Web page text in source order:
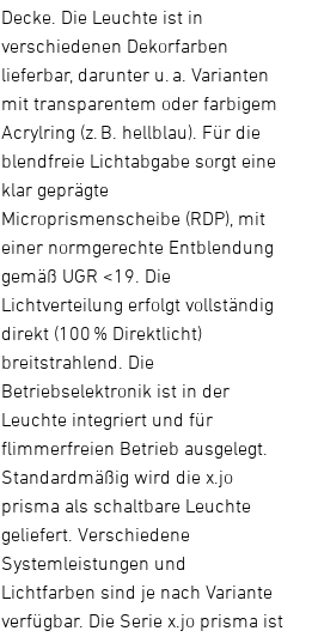
Decke. Die Leuchte ist in
verschiedenen Dekorfarben
lieferbar, darunter u. a. Varianten
mit transparentem oder farbigem
Acrylring (z. B. hellblau). Für die
blendfreie Lichtabgabe sorgt eine
klar geprägte
Microprismenscheibe (RDP), mit
einer normgerechte Entblendung
gemäß UGR <19. Die
Lichtverteilung erfolgt vollständig
direkt (100 % Direktlicht)
breitstrahlend. Die
Betriebselektronik ist in der
Leuchte integriert und für
flimmerfreien Betrieb ausgelegt.
Standardmäßig wird die x.jo
prisma als schaltbare Leuchte
geliefert. Verschiedene
Systemleistungen und
Lichtfarben sind je nach Variante
verfügbar. Die Serie x.jo prisma ist